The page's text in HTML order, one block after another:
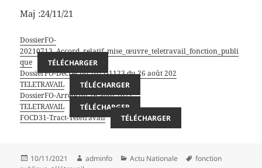
Maj :24/11/21
DossierFO-
20210713_Accord_relatif_mise_œuvre_teletravail_fonction_publi
que
TÉLÉCHARGER
DossierFO-Décret no 2021-1123 du 26 août 202
TELETRAVAIL
TÉLÉCHARGER
DossierFO-Arrêté du 26 août 2021
TELETRAVAIL
TÉLÉCHARGER
FOCD31-Tract-Teletravail
TÉLÉCHARGER
Publié
10/11/2021 Auteur
adminfo Catégories
Actu Nationale
Mots-
fonction